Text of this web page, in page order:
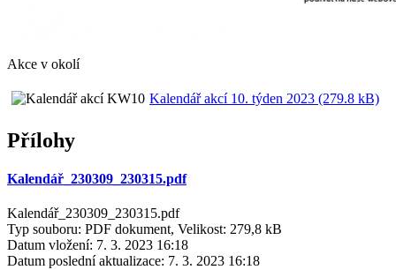
Akce v okolí
Kalendář akcí 10. týden 2023 (279.8 kB)
Přílohy
Kalendář_230309_230315.pdf
Kalendář_230309_230315.pdf
Typ souboru: PDF dokument, Velikost: 279,8 kB
Datum vložení: 7. 3. 2023 16:18
Datum poslední aktualizace: 7. 3. 2023 16:18